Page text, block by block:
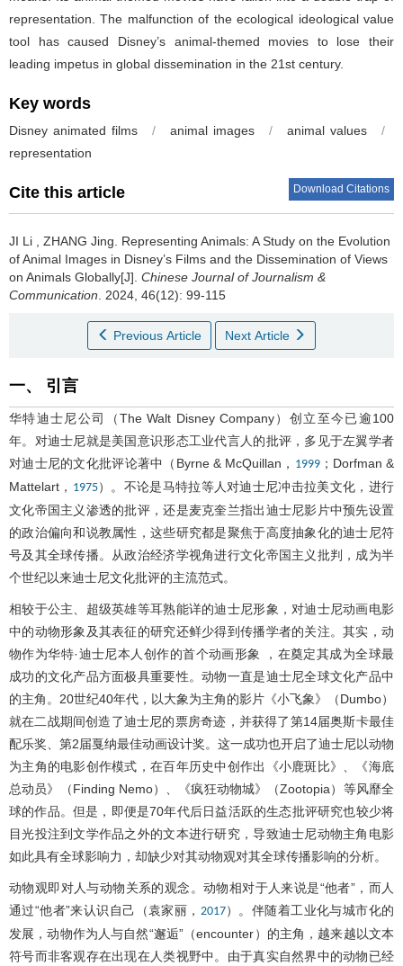
representation. The malfunction of the ecological ideological value
tool has caused Disney’s animal-themed movies to lose their
leading impetus in global dissemination in the 21st century.
Key words
Disney animated films / animal images / animal values
/
representation
Cite this article Download Citations
JI Li ZHANG Jing
Representing Animals: A Study on the Evolution
of Animal Images in Disney’s Films and the Dissemination of Views
on Animals Globally[J]. Chinese Journal of Journalism &
Communication . 2024, 46(12): 99-115
Previous Article Next Article
一、 引言
华特迪士尼公司（The Walt Disney Company）创立至今已逾100
年。对迪士尼就是美国意识形态工业代言人的批评，多见于左翼学者
对迪士尼的文化批评论著中（Byrne & McQuillan， 1999；Dorfman &
Mattelart， 1975）。不论是马特拉等人对迪士尼冲击拉美文化，进行
文化帝国主义渗透的批评，还是麦克奎兰指出迪士尼影片中预先设置
的政治偏向和说教属性，这些研究都是聚焦于高度抽象化的迪士尼符
号及其全球传播。从政治经济学视角进行文化帝国主义批判，成为半
个世纪以来迪士尼文化批评的主流范式。
相较于公主、超级英雄等耳熟能详的迪士尼形象，对迪士尼动画电影
中的动物形象及其表征的研究还鲜少得到传播学者的关注。其实，动
物作为华特·迪士尼本人创作的首个动画形象 ，在奠定其成为全球最
成功的文化产品方面极具重要性。动物一直是迪士尼全球文化产品中
的主角。20世纪40年代，以大象为主角的影片《小飞象》（Dumbo）
就在二战期间创造了迪士尼的票房奇迹，并获得了第14届奥斯卡最佳
配乐奖、第2届戛纳最佳动画设计奖。这一成功也开启了迪士尼以动物
为主角的电影创作模式，在百年历史中创作出《小鹿斑比》、《海底
总动员》（Finding Nemo）、《疯狂动物城》（Zootopia）等风靡全
球的作品。但是，即便是70年代后日益活跃的生态批评研究也较少将
目光投注到文学作品之外的文本进行研究，导致迪士尼动物主角电影
如此具有全球影响力，却缺少对其动物观对其全球传播影响的分析。
动物观即对人与动物关系的观念。动物相对于人来说是“他者”，而人
通过“他者”来认识自己（袁家丽， 2017）。伴随着工业化与城市化的
发展，动物作为人与自然“邂逅”（encounter）的主角，越来越以文本
符号而非客观存在出现在人类视野中。由于真实自然界中的动物已经